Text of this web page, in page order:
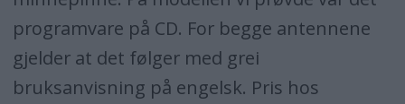
programvare på CD. For begge antennene
gjelder at det følger med grei
bruksanvisning på engelsk. Pris hos